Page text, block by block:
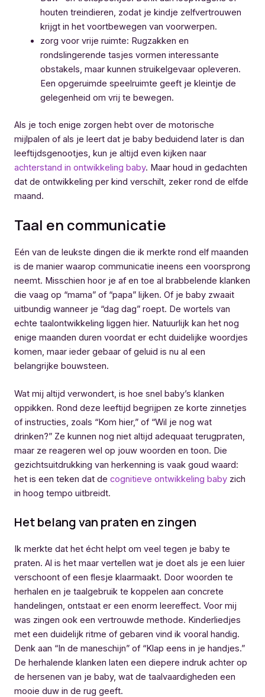
houten treindieren, zodat je kindje zelfvertrouwen
krijgt in het voortbewegen van voorwerpen.
zorg voor vrije ruimte: Rugzakken en
rondslingerende tasjes vormen interessante
obstakels, maar kunnen struikelgevaar opleveren.
Een opgeruimde speelruimte geeft je kleintje de
gelegenheid om vrij te bewegen.
Als je toch enige zorgen hebt over de motorische
mijlpalen of als je leert dat je baby beduidend later is dan
leeftijdsgenootjes, kun je altijd even kijken naar
achterstand in ontwikkeling baby. Maar houd in gedachten
dat de ontwikkeling per kind verschilt, zeker rond de elfde
maand.
Taal en communicatie
Eén van de leukste dingen die ik merkte rond elf maanden
is de manier waarop communicatie ineens een voorsprong
neemt. Misschien hoor je af en toe al brabbelende klanken
die vaag op “mama” of “papa” lijken. Of je baby zwaait
uitbundig wanneer je “dag dag” roept. De wortels van
echte taalontwikkeling liggen hier. Natuurlijk kan het nog
enige maanden duren voordat er echt duidelijke woordjes
komen, maar ieder gebaar of geluid is nu al een
belangrijke bouwsteen.
Wat mij altijd verwondert, is hoe snel baby’s klanken
oppikken. Rond deze leeftijd begrijpen ze korte zinnetjes
of instructies, zoals “Kom hier,” of “Wil je nog wat
drinken?” Ze kunnen nog niet altijd adequaat terugpraten,
maar ze reageren wel op jouw woorden en toon. Die
gezichtsuitdrukking van herkenning is vaak goud waard:
het is een teken dat de cognitieve ontwikkeling baby zich
in hoog tempo uitbreidt.
Het belang van praten en zingen
Ik merkte dat het écht helpt om veel tegen je baby te
praten. Al is het maar vertellen wat je doet als je een luier
verschoont of een flesje klaarmaakt. Door woorden te
herhalen en je taalgebruik te koppelen aan concrete
handelingen, ontstaat er een enorm leereffect. Voor mij
was zingen ook een vertrouwde methode. Kinderliedjes
met een duidelijk ritme of gebaren vind ik vooral handig.
Denk aan “In de maneschijn” of “Klap eens in je handjes.”
De herhalende klanken laten een diepere indruk achter op
de hersenen van je baby, wat de taalvaardigheden een
mooie duw in de rug geeft.